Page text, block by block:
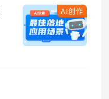
AI创作